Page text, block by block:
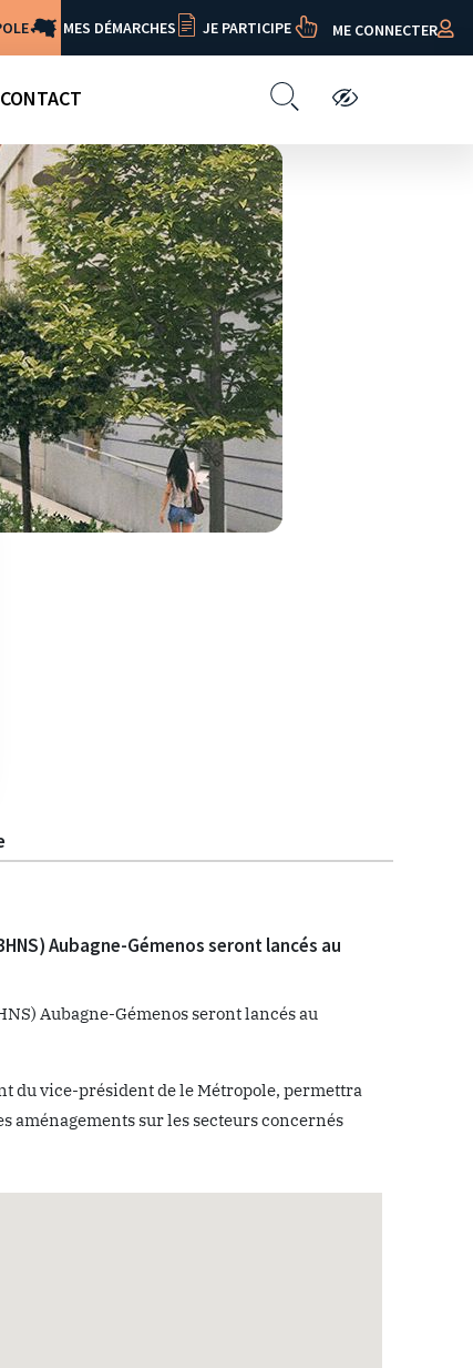
MES DÉMARCHES JE PARTICIPE ME CONNECTER
CONTACT
Aubagne-Gémenos seront lancés au
Aubagne-Gémenos seront lancés au
du vice-président de le Métropole, permettra
aménagements sur les secteurs concernés